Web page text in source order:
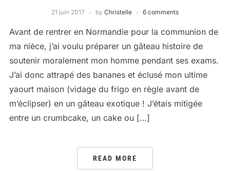
21 juin 2017 by Christelle 6 comments
Avant de rentrer en Normandie pour la communion de
ma nièce, j’ai voulu préparer un gâteau histoire de
soutenir moralement mon homme pendant ses exams.
J’ai donc attrapé des bananes et éclusé mon ultime
yaourt maison (vidage du frigo en règle avant de
m’éclipser) en un gâteau exotique ! J’étais mitigée
entre un crumbcake, un cake ou […]
READ MORE